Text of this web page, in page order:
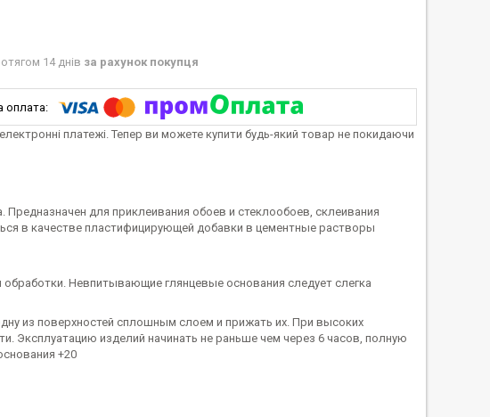
14 днів за рахунок покупця
електронні платежі. Тепер ви можете купити будь-який товар не покидаючи
для приклеивания обоев и стеклообоев, склеивания
в качестве пластифицирующей добавки в цементные растворы
Невпитывающие глянцевые основания следует слегка
из поверхностей сплошным слоем и прижать их. При высоких
Эксплуатацию изделий начинать не раньше чем через 6 часов, полную
+20